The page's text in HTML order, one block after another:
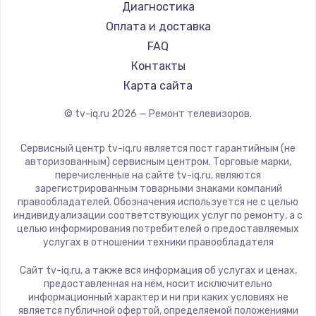
Замена видеокарты
1600 руб.
Заказать
Ремонт разъема питания
880 руб.
Заказать
Замена видеочипа
2745 руб.
Заказать
2600 руб.
Заказать
Hyundai
Doffler
Hiper
Grundig
HITACHI
Yandex
National
iFFALCON
Tuvio
Nord
BenQ
Диагностика
Оплата и доставка
FAQ
Контакты
Карта сайта
© tv-iq.ru 2026 — Ремонт телевизоров.
Сервисный центр tv-iq.ru является пост гарантийным (не
авторизованным) сервисным центром. Торговые марки,
перечисленные на сайте tv-iq.ru, являются
зарегистрированным товарными знаками компаний
правообладателей. Обозначения используется не с целью
индивидуализации соответствующих услуг по ремонту, а с
целью информирования потребителей о предоставляемых
услугах в отношении техники правообладателя
Сайт tv-iq.ru, а также вся информация об услугах и ценах,
предоставленная на нём, носит исключительно
информационный характер и ни при каких условиях не
является публичной офертой, определяемой положениями